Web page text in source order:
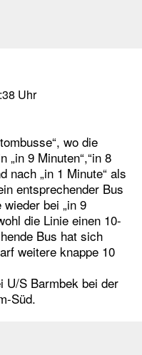
Uhr
wo die
„in 9 Minuten“,“in 8
nach „in 1 Minute“ als
entsprechender Bus
bei „in 9
die Linie einen 10-
Bus hat sich
weitere knappe 10
U/S Barmbek bei der
Süd.